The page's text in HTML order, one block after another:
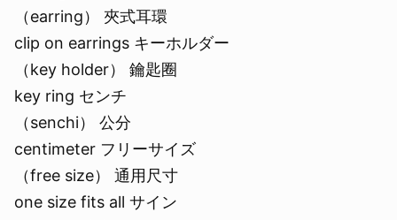
（earring） 夾式耳環
clip on earrings キーホルダー
（key holder） 鑰匙圈
key ring センチ
（senchi） 公分
centimeter フリーサイズ
（free size） 通用尺寸
one size fits all サイン